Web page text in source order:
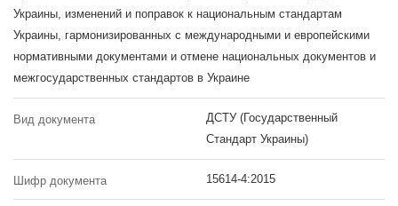
Украины, изменений и поправок к национальным стандартам
Украины, гармонизированных с международными и европейскими
нормативными документами и отмене национальных документов и
межгосударственных стандартов в Украине
Вид документа
ДСТУ (Государственный
Стандарт Украины)
Шифр документа 15614-4:2015